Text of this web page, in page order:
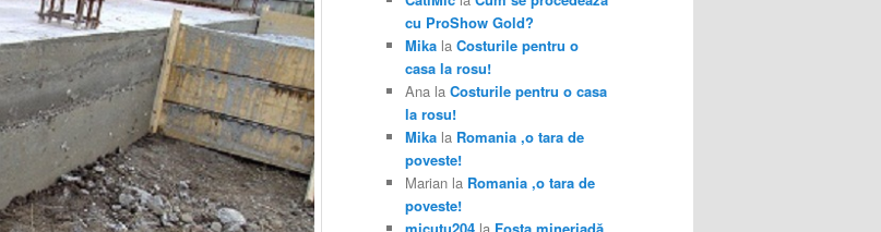
cu ProShow Gold?
Mika la Costurile pentru o
casa la rosu!
Ana la Costurile pentru o casa
la rosu!
Mika la Romania ,o tara de
poveste!
Marian la Romania ,o tara de
poveste!